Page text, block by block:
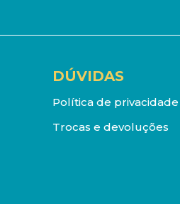
DÚVIDAS
Política de privacidade
Trocas e devoluções